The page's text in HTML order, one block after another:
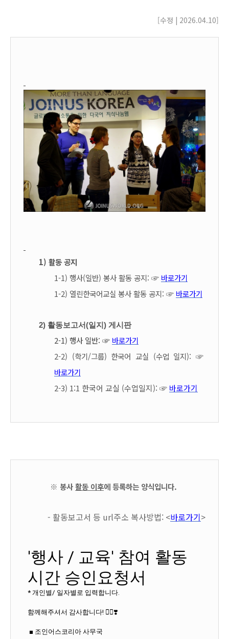
[수정 | 2026.04.10]
1) 활동 공지
1-1) 행사(일반) 봉사 활동 공지: ☞ 바로가기
1-2) 열린한국어교실 봉사 활동 공지: ☞ 바로가기
2) 활동보고서(일지) 게시판
2-1) 행사 일반: ☞ 바로가기
2-2) (학기/그룹) 한국어 교실 (수업 일지): ☞
바로가기
2-3) 1:1 한국어 교실 (수업일지): ☞ 바로가기
※ 봉사활동 이후에 등록하는 양식입니다.
- 활동보고서 등 url주소 복사방법: <바로가기>